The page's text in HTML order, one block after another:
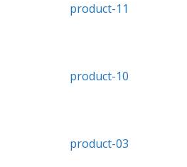
product-11
product-10
product-03